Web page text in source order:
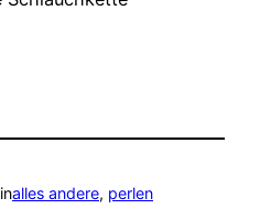
inalles andere, perlen